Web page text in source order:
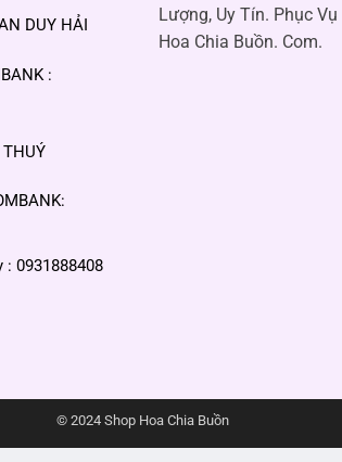
DUY HẢI
:
: 0931888408
Lượng, Uy Tín. Phục
Hoa Chia Buồn. Com.
© 2024 Shop Hoa Chia Buồn